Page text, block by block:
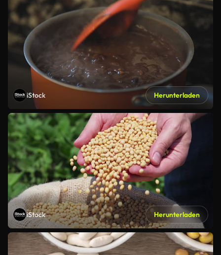
iStock Herunterladen
iStock Herunterladen